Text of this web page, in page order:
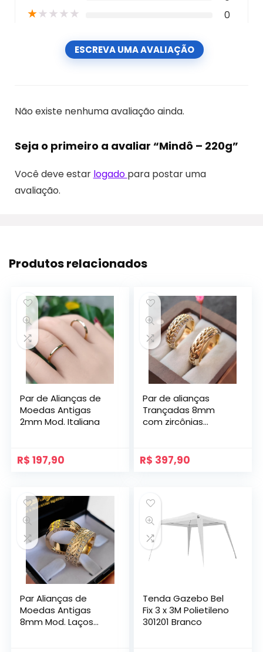
★★★★★ 0
ESCREVA UMA AVALIAÇÃO
Não existe nenhuma avaliação ainda.
Seja o primeiro a avaliar “Mindô – 220g”
Você deve estar logado para postar uma
avaliação.
Produtos relacionados
Par de Alianças de
Moedas Antigas
2mm Mod. Italiana
R$ 197,90
Par de alianças
Trançadas 8mm
com zircônias
R$ 397,90
Par Alianças de
Moedas Antigas
8mm Mod. Laços
Tenda Gazebo Bel
Fix 3 x 3M Polietileno
301201 Branco